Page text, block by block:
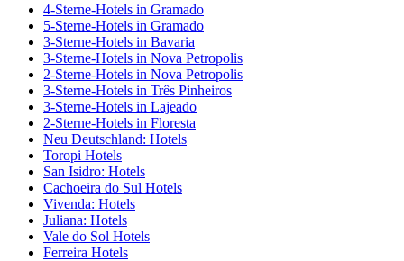
4-Sterne-Hotels in Gramado
5-Sterne-Hotels in Gramado
3-Sterne-Hotels in Bavaria
3-Sterne-Hotels in Nova Petropolis
2-Sterne-Hotels in Nova Petropolis
3-Sterne-Hotels in Três Pinheiros
3-Sterne-Hotels in Lajeado
2-Sterne-Hotels in Floresta
Neu Deutschland: Hotels
Toropi Hotels
San Isidro: Hotels
Cachoeira do Sul Hotels
Vivenda: Hotels
Juliana: Hotels
Vale do Sol Hotels
Ferreira Hotels